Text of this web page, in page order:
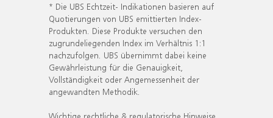
* Die UBS Echtzeit- Indikationen basieren auf
Quotierungen von UBS emittierten Index-
Produkten. Diese Produkte versuchen den
zugrundeliegenden Index im Verhältnis 1:1
nachzufolgen. UBS übernimmt dabei keine
Gewährleistung für die Genauigkeit,
Vollständigkeit oder Angemessenheit der
angewandten Methodik.